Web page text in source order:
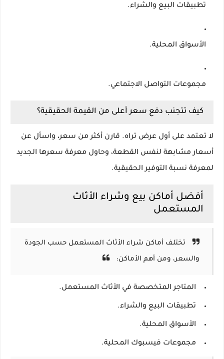
تطبيقات البيع والشراء.
الأسواق المحلية.
مجموعات التواصل الاجتماعي.
كيف تتجنب دفع سعر أعلى من القيمة الحقيقية؟
لا تعتمد على أول عرض تراه. قارن أكثر من سعر، واسأل عن
أسعار مشابهة لنفس القطعة، وحاول معرفة سعرها الجديد
لمعرفة نسبة التوفير الحقيقية.
أفضل أماكن بيع وشراء الأثاث
المستعمل
تختلف أماكن شراء الأثاث المستعمل حسب الجودة
والسعر، ومن أهم الأماكن:
المتاجر المتخصصة في الأثاث المستعمل.
تطبيقات البيع والشراء.
الأسواق المحلية.
مجموعات فيسبوك المحلية.